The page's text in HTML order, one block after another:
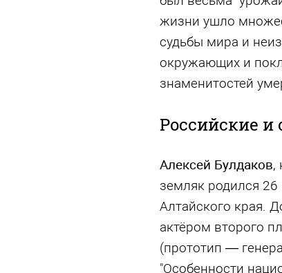
жизни ушло
судьбы мира и
окружающих и
знаменитостей
Российские и
Алексей Булдаков,
земляк родился
Алтайского края.
актёром второго
(прототип —
"Особенности